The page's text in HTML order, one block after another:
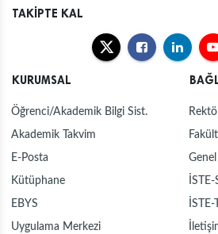
TAKİPTE KAL
KURUMSAL
Öğrenci/Akademik Bilgi Sist.
Akademik Takvim
E-Posta
Kütüphane
EBYS
Uygulama Merkezi
İSTE-